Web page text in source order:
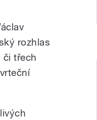
rozhlas
či třech